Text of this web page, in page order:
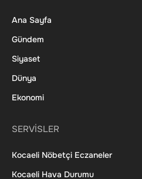
Ana Sayfa
Gündem
Siyaset
Dünya
Ekonomi
SERVİSLER
Kocaeli Nöbetçi Eczaneler
Kocaeli Hava Durumu